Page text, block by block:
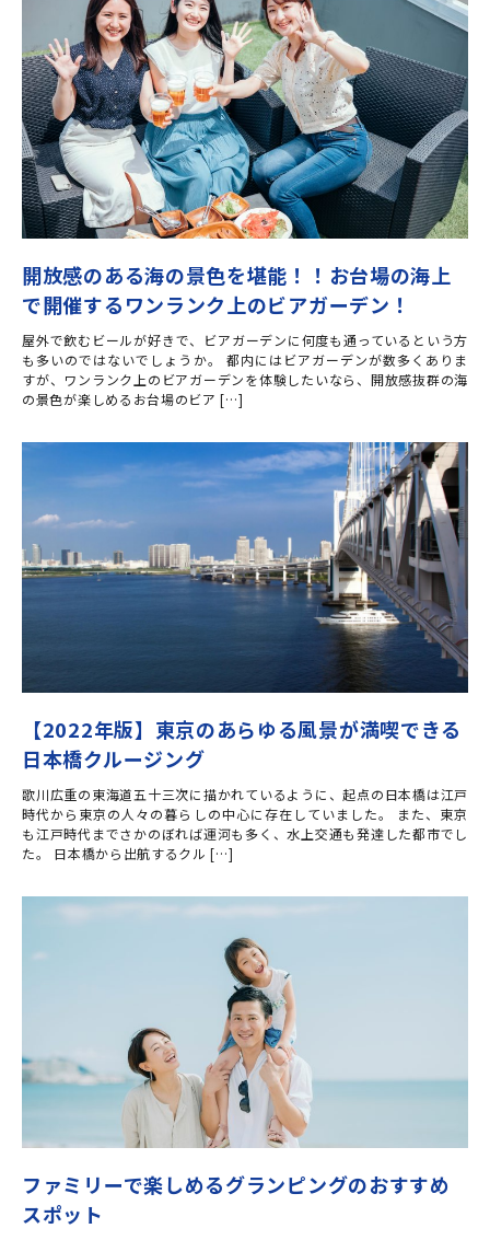
開放感のある海の景色を堪能！！お台場の海上
で開催するワンランク上のビアガーデン！
屋外で飲むビールが好きで、ビアガーデンに何度も通っているという方
も多いのではないでしょうか。 都内にはビアガーデンが数多くありま
すが、ワンランク上のビアガーデンを体験したいなら、開放感抜群の海
の景色が楽しめるお台場のビア […]
【2022年版】東京のあらゆる風景が満喫できる
日本橋クルージング
歌川広重の東海道五十三次に描かれているように、起点の日本橋は江戸
時代から東京の人々の暮らしの中心に存在していました。 また、東京
も江戸時代までさかのぼれば運河も多く、水上交通も発達した都市でし
た。 日本橋から出航するクル […]
ファミリーで楽しめるグランピングのおすすめ
スポット